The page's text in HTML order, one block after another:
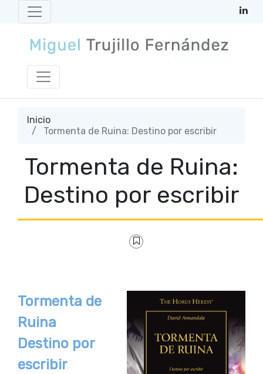
Inicio
Tormenta de Ruina: Destino por escribir
Tormenta de Ruina:
Destino por escribir
Tormenta de
Ruina
Destino por
escribir